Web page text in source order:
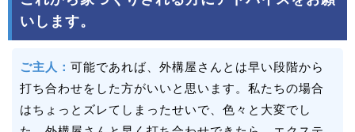
いします。
ご主人： 可能であれば、外構屋さんとは早い段階から
打ち合わせをした方がいいと思います。私たちの場合
はちょっとズレてしまったせいで、色々と大変でし